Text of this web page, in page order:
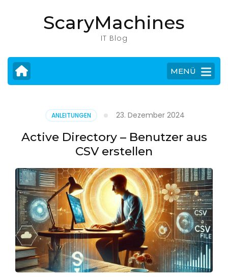
drücken)
ScaryMachines
IT Blog
MENÜ
ANLEITUNGEN 23. Dezember 2024
Active Directory – Benutzer aus
CSV erstellen